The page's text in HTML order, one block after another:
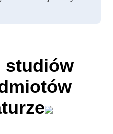
studiów